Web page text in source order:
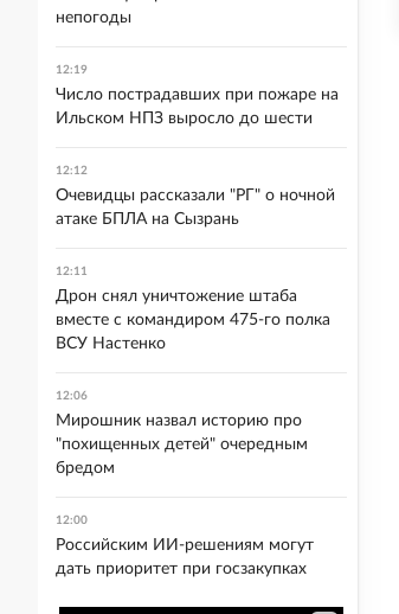
непогоды
12:19
Число пострадавших при пожаре на
Ильском НПЗ выросло до шести
12:12
Очевидцы рассказали "РГ" о ночной
атаке БПЛА на Сызрань
12:11
Дрон снял уничтожение штаба
вместе с командиром 475-го полка
ВСУ Настенко
12:06
Мирошник назвал историю про
"похищенных детей" очередным
бредом
12:00
Российским ИИ-решениям могут
дать приоритет при госзакупках